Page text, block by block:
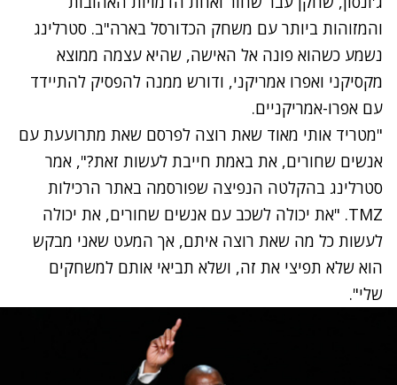
והמזוהות ביותר עם משחק הכדורסל בארה"ב. סטרלינג
נשמע כשהוא פונה אל האישה, שהיא עצמה ממוצא
מקסיקני ואפרו אמריקני, ודורש ממנה להפסיק להתיידד
עם אפרו-אמריקניים.
"מטריד אותי מאוד שאת רוצה לפרסם שאת מתרועעת עם
אנשים שחורים, את באמת חייבת לעשות זאת?", אמר
סטרלינג בהקלטה הנפיצה שפורסמה באתר הרכילות
TMZ. "את יכולה לשכב עם אנשים שחורים, את יכולה
לעשות כל מה שאת רוצה איתם, אך המעט שאני מבקש
הוא שלא תפיצי את זה, ושלא תביאי אותם למשחקים
שלי".